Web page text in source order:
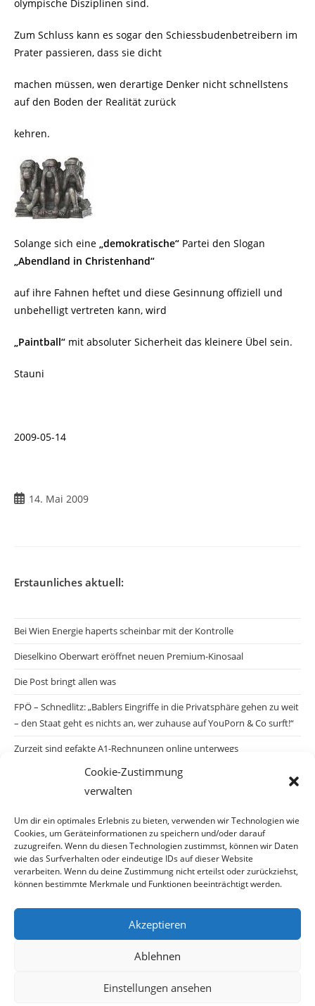
Cookie-Zustimmung
verwalten
Um dir ein optimales Erlebnis zu bieten, verwenden wir Technologien wie
Cookies, um Geräteinformationen zu speichern und/oder darauf
zuzugreifen. Wenn du diesen Technologien zustimmst, können wir Daten
wie das Surfverhalten oder eindeutige IDs auf dieser Website
verarbeiten. Wenn du deine Zustimmung nicht erteilst oder zurückziehst,
können bestimmte Merkmale und Funktionen beeinträchtigt werden.
Akzeptieren
Ablehnen
Einstellungen ansehen
olympische Disziplinen sind.
Zum Schluss kann es sogar den Schiessbudenbetreibern im
Prater passieren, dass sie dicht
machen müssen, wen derartige Denker nicht schnellstens
auf den Boden der Realität zurück
kehren.
Solange sich eine „demokratische“ Partei den Slogan
„Abendland in Christenhand“
auf ihre Fahnen heftet und diese Gesinnung offiziell und
unbehelligt vertreten kann, wird
„Paintball“ mit absoluter Sicherheit das kleinere Übel sein.
Stauni
2009-05-14
Beitrag14. Mai 2009
Erstaunliches aktuell:
Bei Wien Energie haperts scheinbar mit der Kontrolle
Dieselkino Oberwart eröffnet neuen Premium-Kinosaal
Die Post bringt allen was
FPÖ – Schnedlitz: „Bablers Eingriffe in die Privatsphäre gehen zu weit
– den Staat geht es nichts an, wer zuhause auf YouPorn & Co surft!“
Zurzeit sind gefakte A1-Rechnungen online unterwegs
Salzburgs Juden und ihre Sicherheit: „Erst nach einem Anschlag wäre
die Gefahr endlich konkret!“
Biologisches Wunder in Ceuta
Ein vermeintliches Abschiebemärchen
Archiv